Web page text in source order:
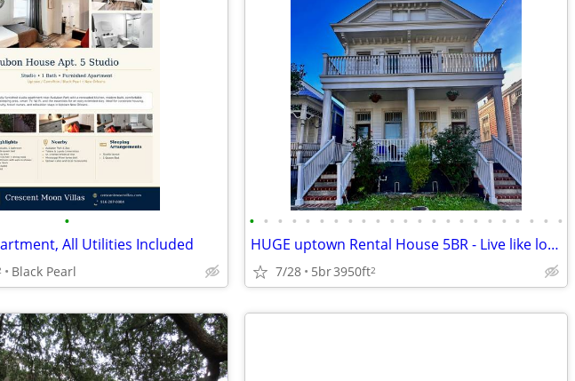
•
All Utilities Included
Black Pearl
• • • • • • • • • • • • • • • • • • • • • • •
HUGE uptown Rental House 5BR - Live like locals -12 guest
7/28 5br3950ft2